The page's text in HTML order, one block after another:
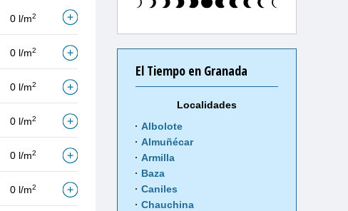
0 l/m2
0 l/m2
0 l/m2
0 l/m2
0 l/m2
0 l/m2
El Tiempo en Granada
Localidades
Albolote
Almuñécar
Armilla
Baza
Caniles
Chauchina